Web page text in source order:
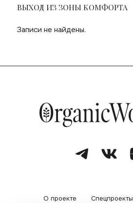
ВЫХОД ИЗ ЗОНЫ КОМФОРТА
Записи не найдены.
О проекте Спецпроекты